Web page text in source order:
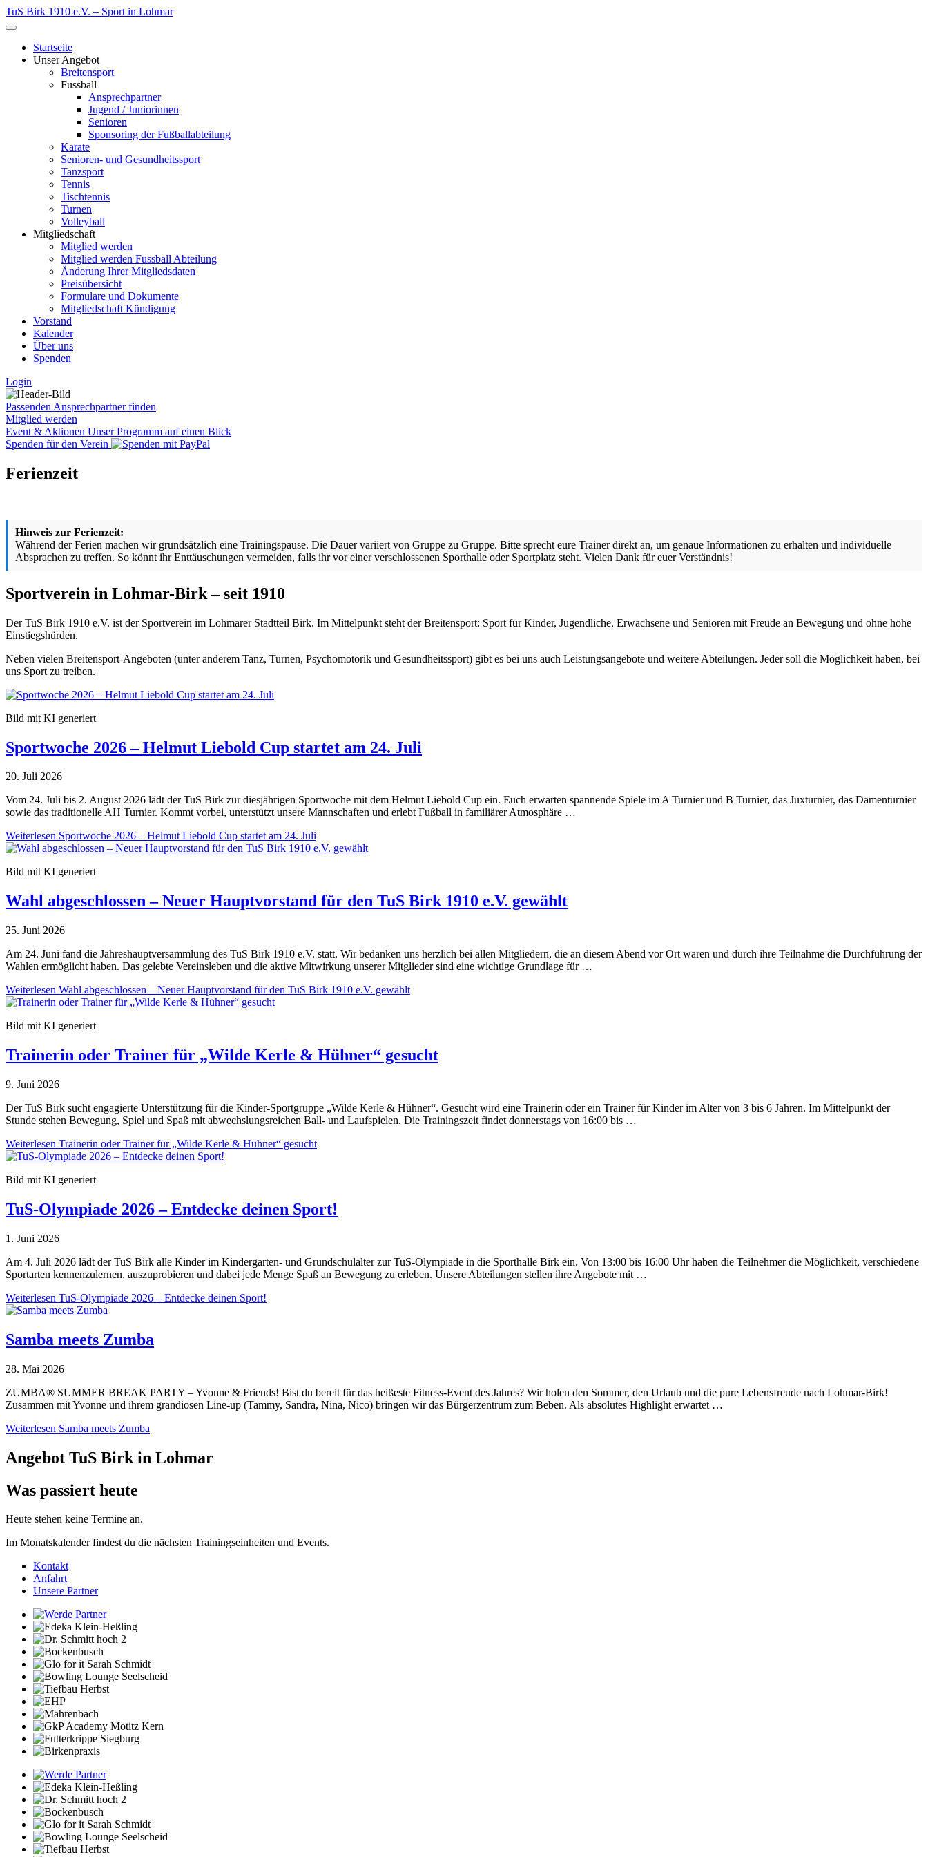
Zum
Inhalt
TuS Birk 1910 e.V. – Sport in Lohmar
Menü
öffnenStartseite
Unser Angebot
Breitensport
Fussball
Ansprechpartner
Jugend / Juniorinnen
Senioren
Sponsoring der Fußballabteilung
Karate
Senioren- und Gesundheitssport
Tanzsport
Tennis
Tischtennis
Turnen
Volleyball
Mitgliedschaft
Mitglied werden
Mitglied werden Fussball Abteilung
Änderung Ihrer Mitgliedsdaten
Preisübersicht
Formulare und Dokumente
Mitgliedschaft Kündigung
Vorstand
Kalender
Über uns
Spenden
Login
Passenden Ansprechpartner finden
Mitglied werden
Event & Aktionen Unser Programm auf einen Blick
Spenden für den Verein
Ferienzeit
Hinweis zur Ferienzeit:
Während der Ferien machen wir grundsätzlich eine Trainingspause. Die Dauer variiert von Gruppe zu Gruppe. Bitte sprecht eure Trainer direkt an, um genaue Informationen zu erhalten und individuelle
Absprachen zu treffen. So könnt ihr Enttäuschungen vermeiden, falls ihr vor einer verschlossenen Sporthalle oder Sportplatz steht. Vielen Dank für euer Verständnis!
Sportverein in Lohmar-Birk – seit 1910
Der TuS Birk 1910 e.V. ist der Sportverein im Lohmarer Stadtteil Birk. Im Mittelpunkt steht der Breitensport: Sport für Kinder, Jugendliche, Erwachsene und Senioren mit Freude an Bewegung und ohne hohe
Einstiegshürden.
Neben vielen Breitensport-Angeboten (unter anderem Tanz, Turnen, Psychomotorik und Gesundheitssport) gibt es bei uns auch Leistungsangebote und weitere Abteilungen. Jeder soll die Möglichkeit haben, bei
uns Sport zu treiben.
Bild mit KI generiert
Sportwoche 2026 – Helmut Liebold Cup startet am 24. Juli
20. Juli 2026
Vom 24. Juli bis 2. August 2026 lädt der TuS Birk zur diesjährigen Sportwoche mit dem Helmut Liebold Cup ein. Euch erwarten spannende Spiele im A Turnier und B Turnier, das Juxturnier, das Damenturnier
sowie das traditionelle AH Turnier. Kommt vorbei, unterstützt unsere Mannschaften und erlebt Fußball in familiärer Atmosphäre …
Weiterlesen Sportwoche 2026 – Helmut Liebold Cup startet am 24. Juli
Bild mit KI generiert
Wahl abgeschlossen – Neuer Hauptvorstand für den TuS Birk 1910 e.V. gewählt
25. Juni 2026
Am 24. Juni fand die Jahreshauptversammlung des TuS Birk 1910 e.V. statt. Wir bedanken uns herzlich bei allen Mitgliedern, die an diesem Abend vor Ort waren und durch ihre Teilnahme die Durchführung der
Wahlen ermöglicht haben. Das gelebte Vereinsleben und die aktive Mitwirkung unserer Mitglieder sind eine wichtige Grundlage für …
Weiterlesen Wahl abgeschlossen – Neuer Hauptvorstand für den TuS Birk 1910 e.V. gewählt
Bild mit KI generiert
Trainerin oder Trainer für „Wilde Kerle & Hühner“ gesucht
9. Juni 2026
Der TuS Birk sucht engagierte Unterstützung für die Kinder-Sportgruppe „Wilde Kerle & Hühner“. Gesucht wird eine Trainerin oder ein Trainer für Kinder im Alter von 3 bis 6 Jahren. Im Mittelpunkt der
Stunde stehen Bewegung, Spiel und Spaß mit abwechslungsreichen Ball- und Laufspielen. Die Trainingszeit findet donnerstags von 16:00 bis …
Weiterlesen Trainerin oder Trainer für „Wilde Kerle & Hühner“ gesucht
Bild mit KI generiert
TuS-Olympiade 2026 – Entdecke deinen Sport!
1. Juni 2026
Am 4. Juli 2026 lädt der TuS Birk alle Kinder im Kindergarten- und Grundschulalter zur TuS-Olympiade in die Sporthalle Birk ein. Von 13:00 bis 16:00 Uhr haben die Teilnehmer die Möglichkeit, verschiedene
Sportarten kennenzulernen, auszuprobieren und dabei jede Menge Spaß an Bewegung zu erleben. Unsere Abteilungen stellen ihre Angebote mit …
Weiterlesen TuS-Olympiade 2026 – Entdecke deinen Sport!
Samba meets Zumba
28. Mai 2026
ZUMBA®️ SUMMER BREAK PARTY – Yvonne & Friends! Bist du bereit für das heißeste Fitness-Event des Jahres? Wir holen den Sommer, den Urlaub und die pure Lebensfreude nach Lohmar-Birk!
Zusammen mit Yvonne und ihrem grandiosen Line-up (Tammy, Sandra, Nina, Nico) bringen wir das Bürgerzentrum zum Beben. Als absolutes Highlight erwartet …
Weiterlesen Samba meets Zumba
Angebot TuS Birk in Lohmar
Was passiert heute
Heute stehen keine Termine an.
Im Monatskalender findest du die nächsten Trainingseinheiten und Events.
Kontakt
Anfahrt
Unsere Partner